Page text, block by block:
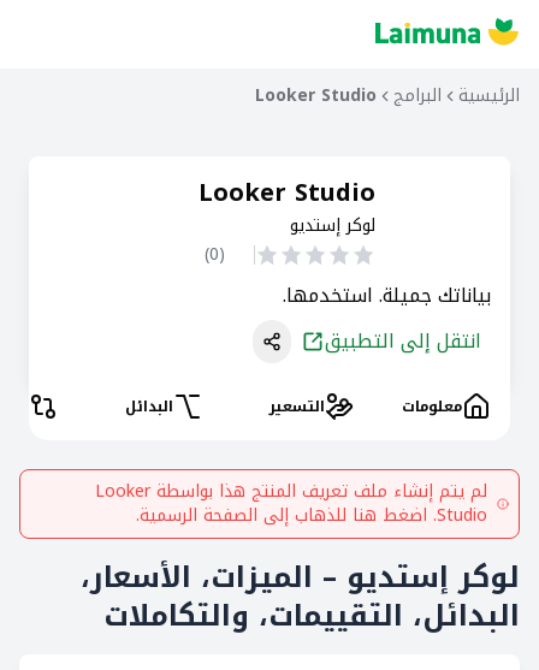
الرئيسية البرامج Looker Studio
Looker Studio
لوكر إستديو
(
0
)
بياناتك جميلة. استخدمها.
انتقل إلى التطبيق
معلومات التسعير البدائل
لم يتم إنشاء ملف تعريف المنتج هذا بواسطةLooker
Studio. اضغط هنا للذهاب إلى الصفحة الرسمية.
لوكر إستديو – الميزات، الأسعار،
البدائل، التقييمات، والتكاملات